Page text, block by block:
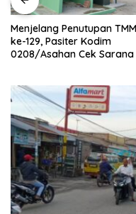
Air
Bupati Ajak
Perkuat
Rasulullah